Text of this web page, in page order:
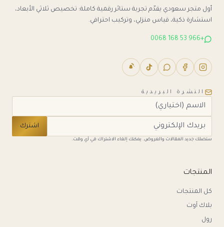
أول متجر سعودي يقدّم تجربة ستائر رقمية كاملة: تخصيص ثلاثي الأبعاد،
استشارة ذكية، قياس منزلي، وتركيب احترافي.
+966 53 168 0068
النشرة البريدية
اشترك
ستصلك جديد المقالات والعروض. يمكنك إلغاء الاشتراك في أي وقت.
المنتجات
كل المنتجات
بلاك آوت
رول